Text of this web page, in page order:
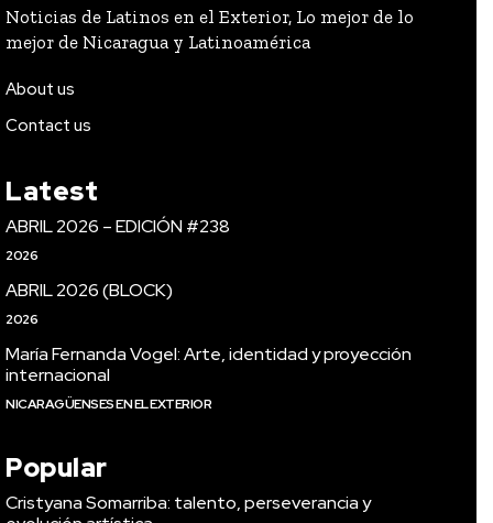
Noticias de Latinos en el Exterior, Lo mejor de lo
mejor de Nicaragua y Latinoamérica
About us
Contact us
Latest
ABRIL 2026 – EDICIÓN #238
2026
ABRIL 2026 (BLOCK)
2026
María Fernanda Vogel: Arte, identidad y proyección
internacional
NICARAGÜENSES EN EL EXTERIOR
Popular
Cristyana Somarriba: talento, perseverancia y